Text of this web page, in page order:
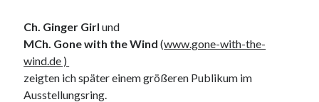
Ch. Ginger Girlund
MCh. Gone with the Wind (www.gone-with-the-
wind.de )
zeigten ich später einem größeren Publikum im
Ausstellungsring.